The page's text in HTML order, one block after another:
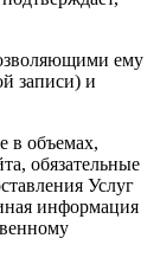
ему
записи) и
в объемах,
обязательные
Услуг
информация